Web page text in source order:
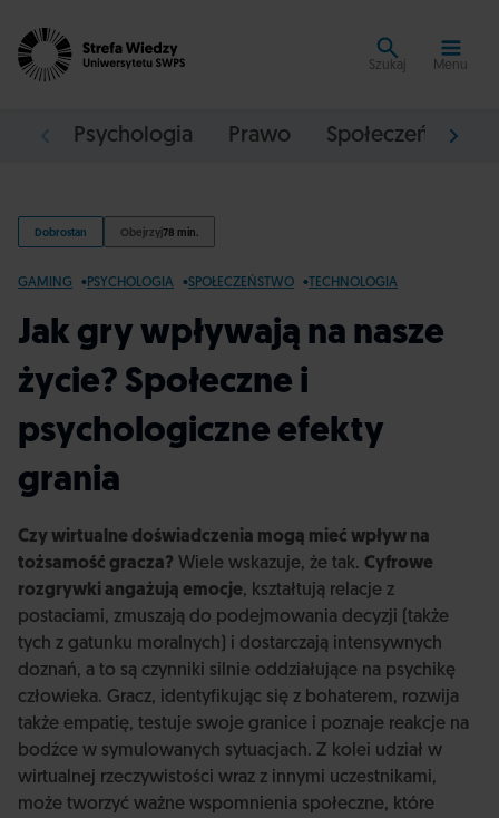
Szukaj Menu
Psychologia Prawo Społeczeństwo
Dobrostan Obejrzyj78 min.
GAMING PSYCHOLOGIA SPOŁECZEŃSTWO TECHNOLOGIA
Jak gry wpływają na nasze
życie? Społeczne i
psychologiczne efekty
grania
Czy wirtualne doświadczenia mogą mieć wpływ na
tożsamość gracza? Wiele wskazuje, że tak. Cyfrowe
rozgrywki angażują emocje, kształtują relacje z
postaciami, zmuszają do podejmowania decyzji (także
tych z gatunku moralnych) i dostarczają intensywnych
doznań, a to są czynniki silnie oddziałujące na psychikę
człowieka. Gracz, identyfikując się z bohaterem, rozwija
także empatię, testuje swoje granice i poznaje reakcje na
bodźce w symulowanych sytuacjach. Z kolei udział w
wirtualnej rzeczywistości wraz z innymi uczestnikami,
może tworzyć ważne wspomnienia społeczne, które